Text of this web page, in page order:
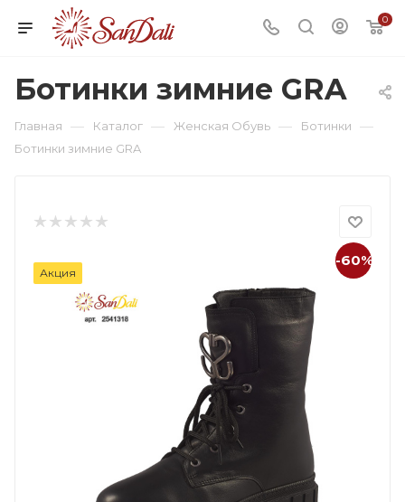
0
Ботинки зимние GRA
Главная — Каталог — Женская Обувь — Ботинки —
Ботинки зимние GRA
-60%
Акция